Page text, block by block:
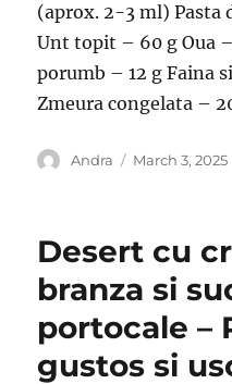
(aprox. 2-3 ml) Pasta
Unt topit – 60 g Oua
porumb – 12 g Faina
Zmeura congelata –
Author
Andra
Posted
March 3, 2025
Desert cu
branza si
portocale –
gustos si